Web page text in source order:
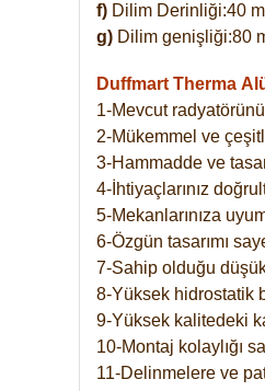
f) Dilim Derinliği:40
g) Dilim genişliği:80
Duffmart Therma
1-Mevcut
2-Mükemmel ve
3-Hammadde ve
4-İhtiyaçlarınız
5-Mekanlarınıza
6-Özgün tasarımı
7-Sahip olduğu
8-Yüksek hidrostatik
9-Yüksek kalitedeki
10-Montaj kolaylığı
11-Delinmelere ve